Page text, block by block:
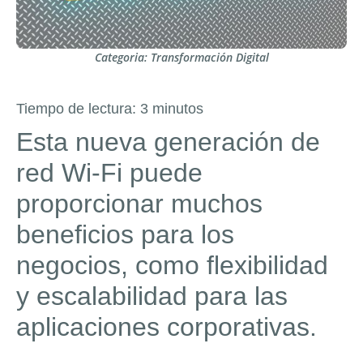
Categoria: Transformación Digital
Tiempo de lectura: 3 minutos
Esta nueva generación de
red Wi-Fi puede
proporcionar muchos
beneficios para los
negocios, como flexibilidad
y escalabilidad para las
aplicaciones corporativas.